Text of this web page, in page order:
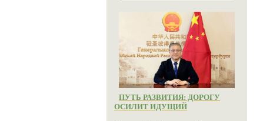
ПУТЬ РАЗВИТИЯ: ДОРОГУ
ОСИЛИТ ИДУЩИЙ